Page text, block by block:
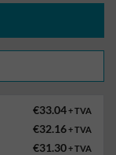
€33.04+ TVA
€32.16+ TVA
€31.30+ TVA